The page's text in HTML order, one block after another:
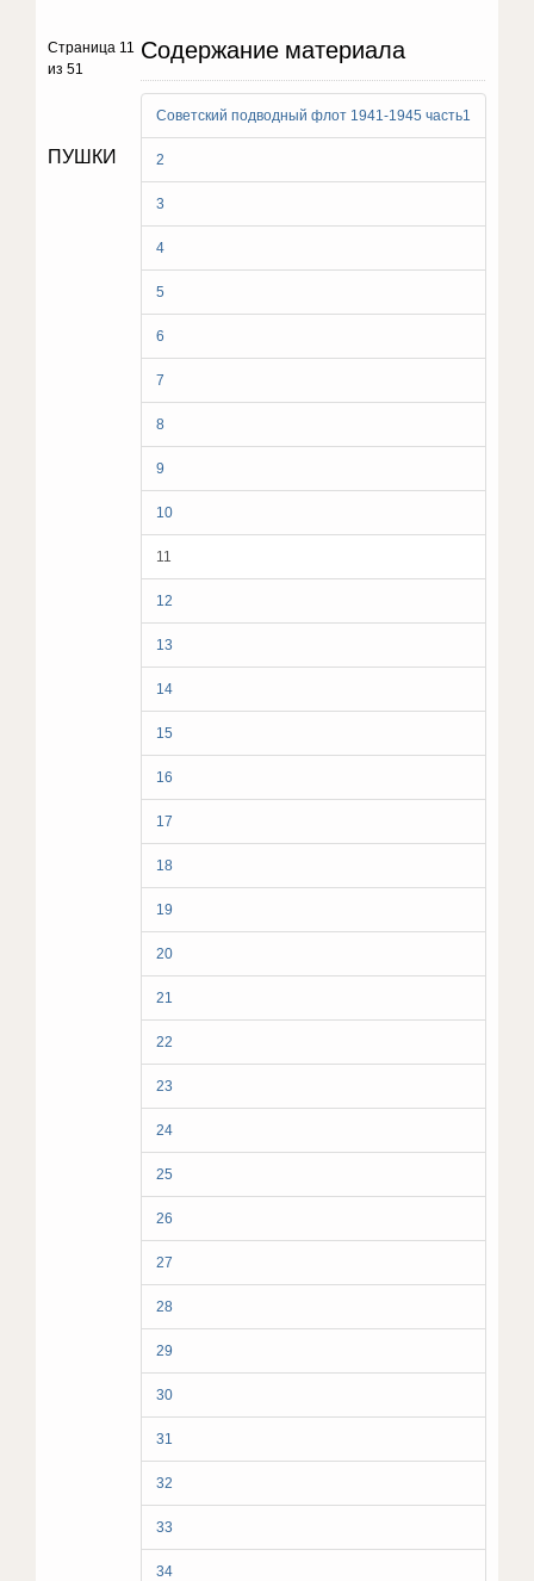
Содержание материала
Советский подводный флот 1941-1945 часть1
2
3
4
5
6
7
8
9
10
11
12
13
14
15
16
17
18
19
20
21
22
23
24
25
26
27
28
29
30
31
32
33
34
Страница 11
из 51
ПУШКИ